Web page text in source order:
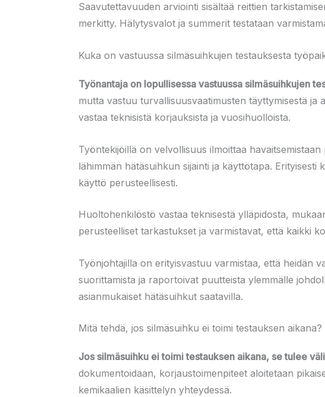
Saavutettavuuden arviointi sisältää reittien
merkitty. Hälytysvalot ja summerit testataan
Kuka on vastuussa silmäsuihkujen testauksesta
Työnantaja on lopullisessa vastuussa silmäsuihkujen
mutta vastuu turvallisuusvaatimusten täyttymisestä
vastaa teknisistä korjauksista ja vuosihuolloista.
Työntekijöillä on velvollisuus ilmoittaa
lähimmän hätäsuihkun sijainti ja käyttötapa.
käyttö perusteellisesti.
Huoltohenkilöstö vastaa teknisestä ylläpidosta,
perusteelliset tarkastukset ja varmistavat, että kaikki
Työnjohtajilla on erityisvastuu varmistaa, että heidän
suorittamista ja raportoivat puutteista ylemmälle
asianmukaiset hätäsuihkut saatavilla.
Mitä tehdä, jos silmäsuihku ei toimi testauksen aikana?
Jos silmäsuihku ei toimi testauksen aikana, se tulee
dokumentoidaan, korjaustoimenpiteet aloitetaan
kemikaalien käsittelyn yhteydessä.